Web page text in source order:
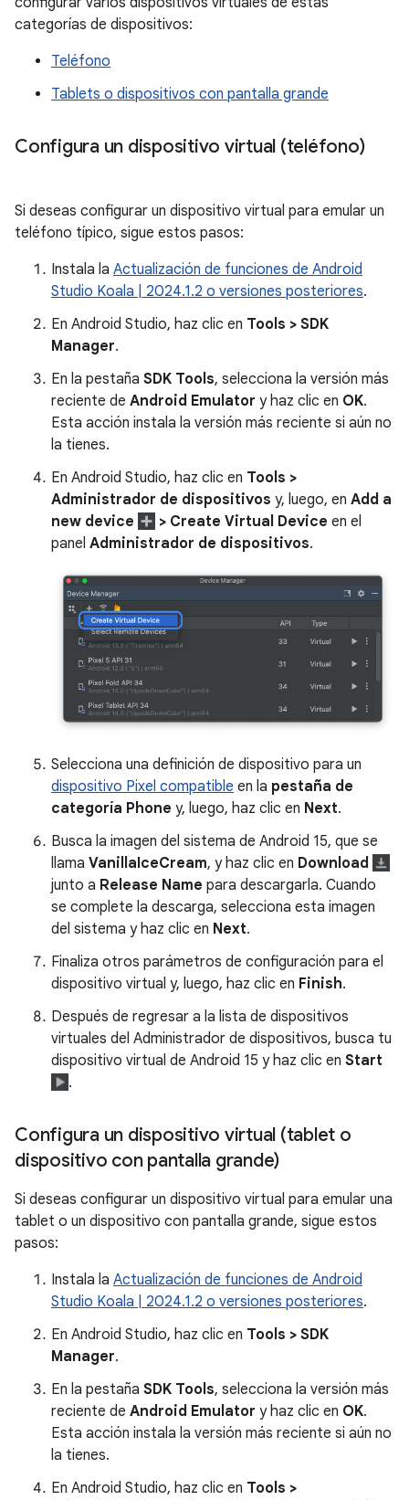
categorías de dispositivos:
Teléfono
Tablets o dispositivos con pantalla grande
Configura un dispositivo virtual (teléfono)
Si deseas configurar un dispositivo virtual para emular un
teléfono típico, sigue estos pasos:
Instala la Actualización de funciones de Android
Studio Koala | 2024.1.2 o versiones posteriores.
En Android Studio, haz clic en Tools > SDK
Manager.
En la pestaña SDK Tools, selecciona la versión más
reciente de Android Emulator y haz clic en OK.
Esta acción instala la versión más reciente si aún no
la tienes.
En Android Studio, haz clic en Tools >
Administrador de dispositivos y, luego, en Add a
new device
> Create Virtual Device en el
panel Administrador de dispositivos.
Selecciona una definición de dispositivo para un
dispositivo Pixel compatible en la pestaña de
categoría Phone y, luego, haz clic en Next.
Busca la imagen del sistema de Android 15, que se
llama VanillaIceCream, y haz clic en Download
junto a Release Name para descargarla. Cuando
se complete la descarga, selecciona esta imagen
del sistema y haz clic en Next.
Finaliza otros parámetros de configuración para el
dispositivo virtual y, luego, haz clic en Finish.
Después de regresar a la lista de dispositivos
virtuales del Administrador de dispositivos, busca tu
dispositivo virtual de Android 15 y haz clic en Start
.
Configura un dispositivo virtual (tablet o
dispositivo con pantalla grande)
Si deseas configurar un dispositivo virtual para emular una
tablet o un dispositivo con pantalla grande, sigue estos
pasos:
Instala la Actualización de funciones de Android
Studio Koala | 2024.1.2 o versiones posteriores.
En Android Studio, haz clic en Tools > SDK
Manager.
En la pestaña SDK Tools, selecciona la versión más
reciente de Android Emulator y haz clic en OK.
Esta acción instala la versión más reciente si aún no
la tienes.
En Android Studio, haz clic en Tools >